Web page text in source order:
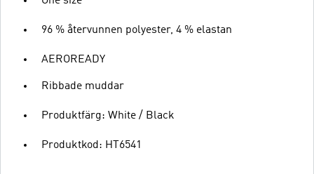
96 % återvunnen polyester, 4 % elastan
AEROREADY
Ribbade muddar
Produktfärg: White / Black
Produktkod: HT6541